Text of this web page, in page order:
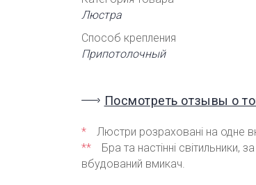
Люстра
Способ крепления
Припотолочный
Посмотреть отзывы о
*
Люстри розраховані на одне
**
Бра та настінні
вбудований вмикач.